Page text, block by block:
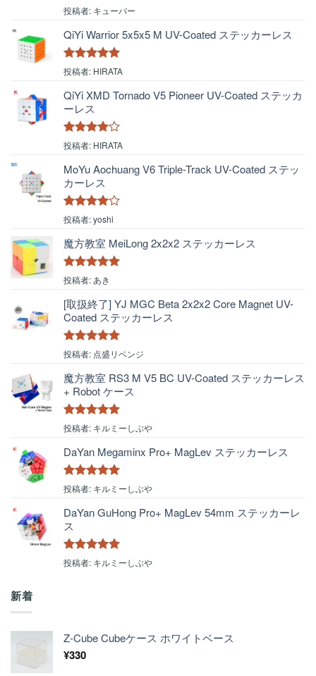
5段階中 4
投稿者: キューバー
QiYi Warrior 5x5x5 M UV-Coated ステッカーレス
5段階中5の
投稿者: HIRATA
QiYi XMD Tornado V5 Pioneer UV-Coated ステッカ
ーレス
5段階中4
投稿者: HIRATA
MoYu Aochuang V6 Triple-Track UV-Coated ステッ
カーレス
5段階中4
の評価
投稿者: yoshi
魔方教室 MeiLong 2x2x2 ステッカーレス
5段階中 5
投稿者: あき
[取扱終了] YJ MGC Beta 2x2x2 Core Magnet UV-
Coated ステッカーレス
5段階中5の
投稿者: 点盛リベンジ
魔方教室 RS3 M V5 BC UV-Coated ステッカーレス
+ Robot ケース
5段階中 5 の
投稿者: キルミーしぶや
DaYan Megaminx Pro+ MagLev ステッカーレス
5段階中 5 の
投稿者: キルミーしぶや
DaYan GuHong Pro+ MagLev 54mm ステッカーレ
ス
5段階中 5 の
投稿者: キルミーしぶや
新着
Z-Cube Cubeケース ホワイトベース
¥330